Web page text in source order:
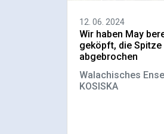
12. 06. 2024
Wir haben May
geköpft, die Spitze
abgebrochen
Walachisches
KOSISKA